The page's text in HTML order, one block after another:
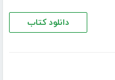
دانلود کتاب